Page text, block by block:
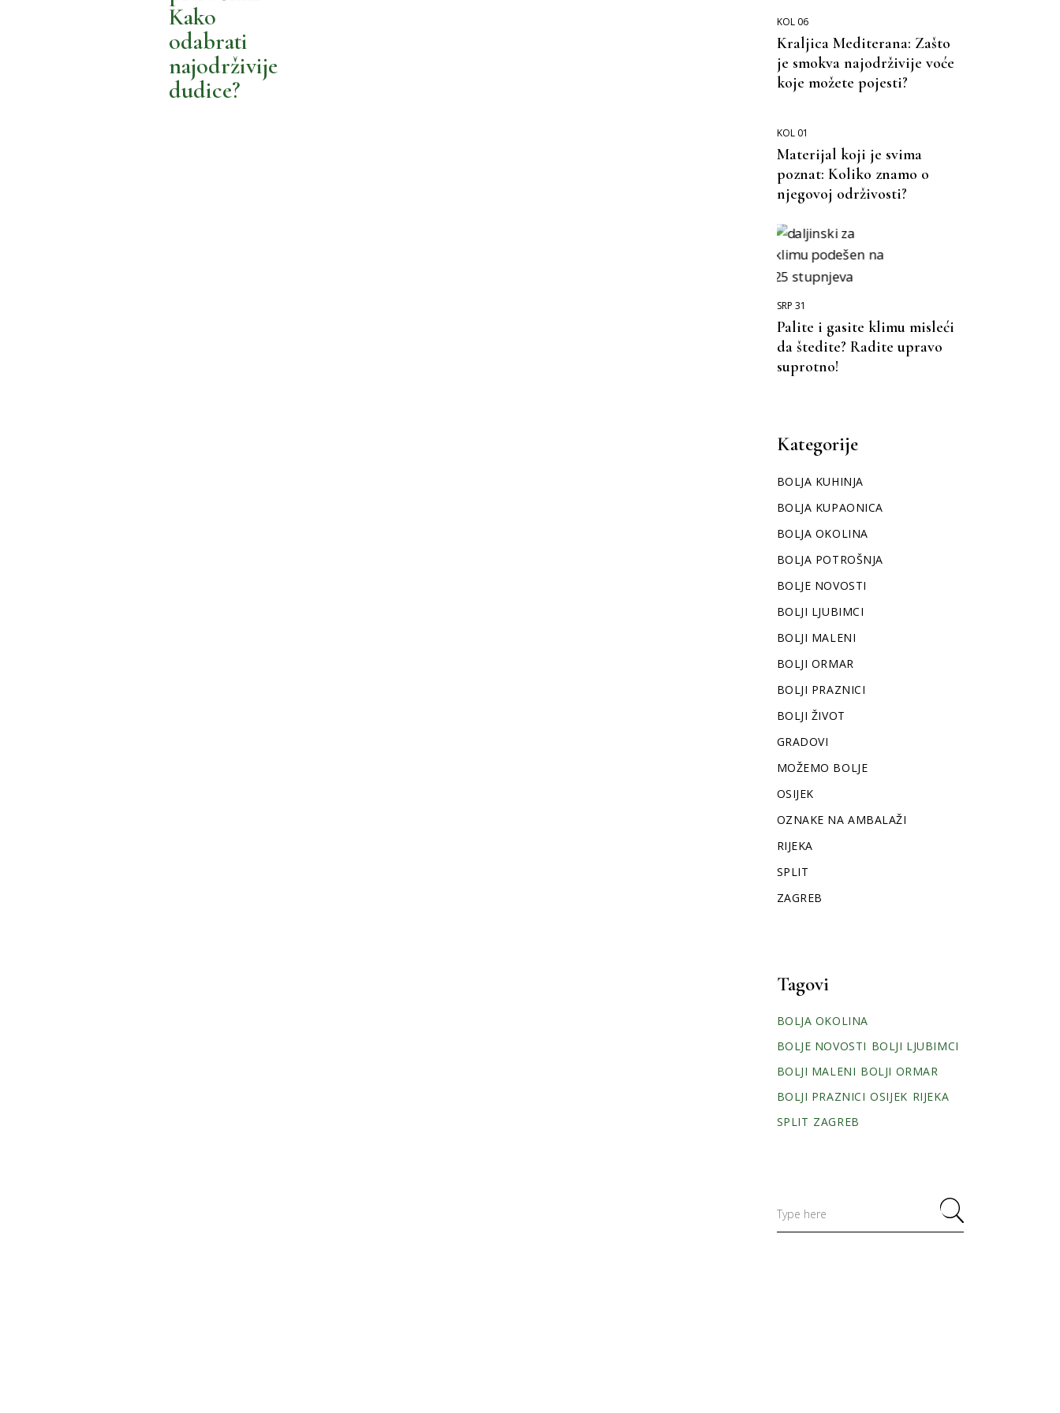
BOLJA POTROŠNJA
MOŽEMO BOLJE
Kako
odabrati
najodrživije
dudice?
KOL 06
Kraljica Mediterana: Zašto
je smokva najodrživije voće
koje možete pojesti?
KOL 01
Materijal koji je svima
poznat: Koliko znamo o
njegovoj održivosti?
SRP 31
Palite i gasite klimu misleći
da štedite? Radite upravo
suprotno!
Kategorije
BOLJA KUHINJA
BOLJA KUPAONICA
BOLJA OKOLINA
BOLJA POTROŠNJA
BOLJE NOVOSTI
BOLJI LJUBIMCI
BOLJI MALENI
BOLJI ORMAR
BOLJI PRAZNICI
BOLJI ŽIVOT
GRADOVI
MOŽEMO BOLJE
OSIJEK
OZNAKE NA AMBALAŽI
RIJEKA
SPLIT
ZAGREB
Tagovi
BOLJA OKOLINA
BOLJE NOVOSTI BOLJI LJUBIMCI
BOLJI MALENI BOLJI ORMAR
BOLJI PRAZNICI OSIJEK RIJEKA
SPLIT ZAGREB
for: